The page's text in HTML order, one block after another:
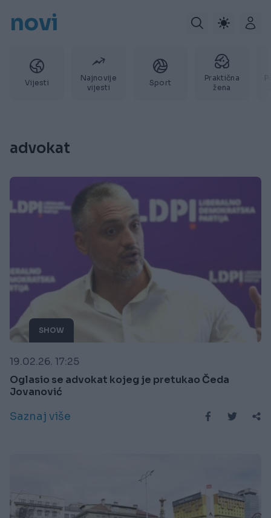
novi
Vijesti
Najnovije
vijesti
Sport
Praktična
žena
advokat
SHOW
19.02.26. 17:25
Oglasio se advokat kojeg je pretukao Čeda
Jovanović
Saznaj više